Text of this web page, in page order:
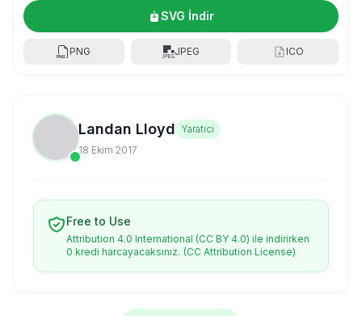
SVG İndir
PNG JPEG ICO
Landan Lloyd Yaratıcı
18 Ekim 2017
Free to Use
Attribution 4.0 International (CC BY 4.0) ile indirirken
0 kredi harcayacaksınız. (CC Attribution License)